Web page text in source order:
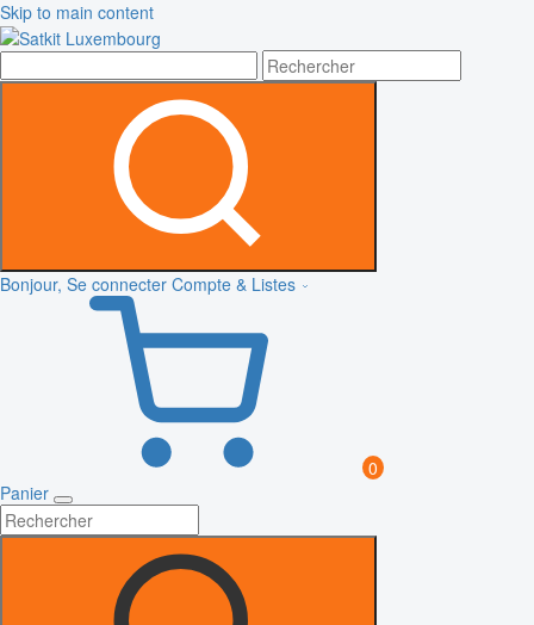
Skip to main content
Bonjour, Se connecter Compte & Listes
0
Panier